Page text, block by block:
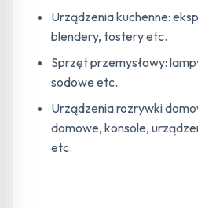
Urządzenia kuchenne:
blendery, tostery etc.
Sprzęt przemysłowy:
sodowe etc.
Urządzenia rozrywki
domowe, konsole,
etc.